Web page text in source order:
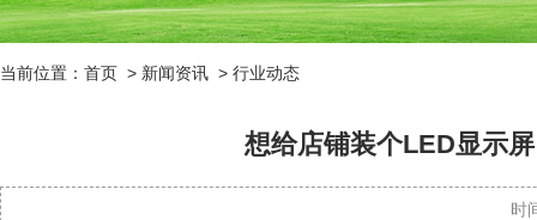
当前位置： 首页 > 新闻资讯 > 行业动态
想给店铺装个LED显示
时